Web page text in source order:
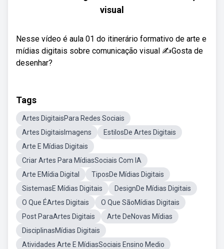
visual
Nesse vídeo é aula 01 do itinerário formativo de arte e
mídias digitais sobre comunicação visual ✍Gosta de
desenhar?
Tags
Artes DigitaisPara Redes Sociais
Artes DigitaisImagens
EstilosDe Artes Digitais
Arte E Mídias Digitais
Criar Artes Para MídiasSociais Com IA
Arte EMídia Digital
TiposDe Mídias Digitais
SistemasE Mídias Digitais
DesignDe Mídias Digitais
O Que ÉArtes Digitais
O Que SãoMídias Digitais
Post ParaArtes Digitais
Arte DeNovas Mídias
DisciplinasMídias Digitais
Atividades Arte E MídiasSociais Ensino Medio